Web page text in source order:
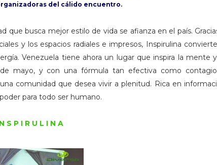
del cálido encuentro.
que busca mejor estilo de vida se afianza en el país.
y los espacios radiales e impresos, Inspirulina
Venezuela tiene ahora un lugar que inspira la mente
mayo, y con una fórmula tan efectiva como
comunidad que desea vivir a plenitud. Rica en
para todo ser humano.
S P I R U L I N A